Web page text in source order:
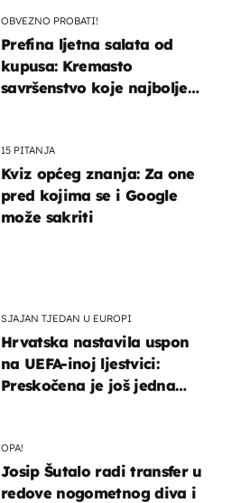
SJAJAN TJEDAN U EUROPI
Hrvatska nastavila uspon
na UEFA-inoj ljestvici:
Preskočena je još jedna
OPA!
Josip Šutalo radi transfer u
redove nogometnog diva i
OBVEZNO PROBATI!
Prefina ljetna salata od
kupusa: Kremasto
savršenstvo koje najbolje
15 PITANJA
Kviz općeg znanja: Za one
pred kojima se i Google
može sakriti